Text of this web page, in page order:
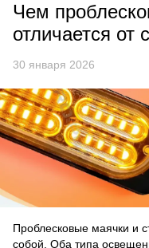
Чем
отличается от
30 января 2026
Проблесковые маячки и
собой. Оба типа